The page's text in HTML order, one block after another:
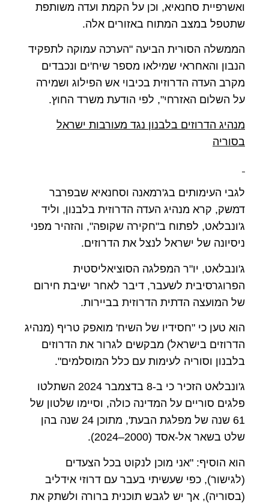
ואשרפיית סחנאיא, וכן על הקמת ועדה משותפת
שתטפל במצב המתוח באזורים אלה.
הממשלה הסורית הביעה "הערכה עמוקה לתפקיד
הנבון והאחראי שמילאו מספר שיח'ים ונכבדים
מקרב העדה הדרוזית בכיבוי אש הפילוג ושמירה
על השלום האזרחי", לפי הודעת משרד החוץ.
מנהיג הדרוזים בלבנון נגד מעורבות ישראל
בסוריה
לגבי העימותים בג'רמאנה וסחנאיא שבפרבר
דמשק, קרא מנהיג העדה הדרוזית בלבנון, וליד
ג'ונבלאט, לפתוח ב"חקירה שקופה", והזהיר מפני
ניסיונה של ישראל לנצל את הדרוזים.
ג'ונבלאט, יו"ר המפלגה הסוציאליסטית
הפרוגרסיבית לשעבר, דיבר לאחר ישיבת חירום
של המועצה הדתית הדרוזית בביירות.
הוא טען כי "חסידיו של השיח' מואפק טריף (מנהיג
הדרוזים בישראל) מבקשים לגרור את הדרוזים
בלבנון וסוריה לעימות עם כלל המוסלמים".
ג'ונבלאט הזכיר כי ב-8 בדצמבר 2024 השתלטו
פלגים סוריים על המדינה כולה, וסיימו שלטון של
61 שנה של מפלגת הבעת', מתוכן 24 שנה בהן
שלט בשאר אל-אסד (2000–2024).
הוא הוסיף: "אני מוכן לנקוט בכל הצעדים
(לגישור), כפי שעשיתי בעבר עם דרוזי אידליב
(בסוריה), אך יש לגבש תוכנית ברורה ולשתק את